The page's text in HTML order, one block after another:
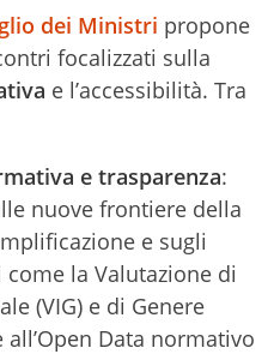
dei Ministri propone
focalizzati sulla
e l’accessibilità. Tra
e trasparenza:
nuove frontiere della
e sugli
la Valutazione di
(VIG) e di Genere
all’Open Data normativo